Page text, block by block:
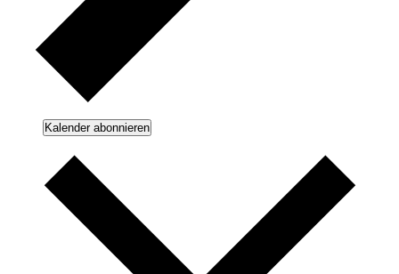
Kalender abonnieren